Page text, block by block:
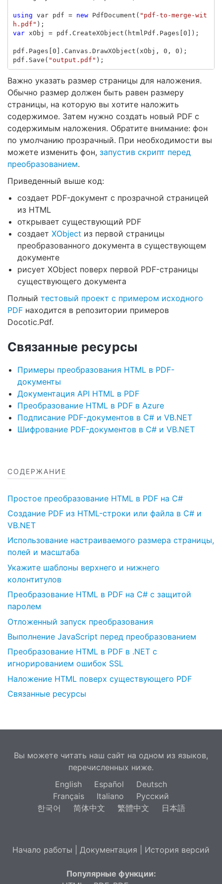
using var pdf = new PdfDocument ( "pdf-to-merge-wit
h.pdf" );
var
xObj = pdf . CreateXObject ( htmlPdf . Pages 0 ]);
pdf . Pages 0 ]. Canvas . DrawXObject ( xObj , 0 , 0 );
pdf . Save ( "output.pdf" );
Важно указать размер страницы для наложения.
Обычно размер должен быть равен размеру
страницы, на которую вы хотите наложить
содержимое. Затем нужно создать новый PDF с
содержимым наложения. Обратите внимание: фон
по умолчанию прозрачный. При необходимости вы
можете изменить фон, запустив скрипт перед
преобразованием.
Приведенный выше код:
создает PDF-документ с прозрачной страницей
из HTML
открывает существующий PDF
создает XObject из первой страницы
преобразованного документа в существующем
документе
рисует XObject поверх первой PDF-страницы
существующего документа
Полный тестовый проект с примером исходного
PDF находится в репозитории примеров
Docotic.Pdf.
Связанные ресурсы
Примеры преобразования HTML в PDF-
документы
Документация API HTML в PDF
Преобразование HTML в PDF в Azure
Подписание PDF-документов в C# и VB.NET
Шифрование PDF-документов в C# и VB.NET
СОДЕРЖАНИЕ
Простое преобразование HTML в PDF на C#
Создание PDF из HTML-строки или файла в C# и
VB.NET
Использование настраиваемого размера страницы,
полей и масштаба
Укажите шаблоны верхнего и нижнего
колонтитулов
Преобразование HTML в PDF на C# с защитой
паролем
Отложенный запуск преобразования
Выполнение JavaScript перед преобразованием
Преобразование HTML в PDF в .NET с
игнорированием ошибок SSL
Наложение HTML поверх существующего PDF
Связанные ресурсы
Вы можете читать наш сайт на одном из языков,
перечисленных ниже.
English
Español
Deutsch
Français
Italiano
Русский
한국어
简体中文 繁體中文 日本語
Начало работы Документация История версий
Популярные функции: